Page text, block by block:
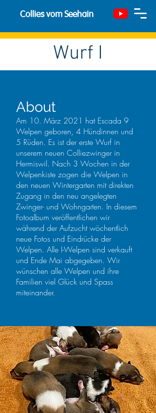
Collies vom Seehain
Wurf I
About
Am 10. März 2021 hat Escada 9
Welpen geboren, 4 Hündinnen und
5 Rüden. Es ist der erste Wurf in
unserem neuen Colliezwinger in
Hermiswil. Nach 3 Wochen in der
Welpenkiste zogen die Welpen in
den neuen Wintergarten mit direkten
Zugang in den neu angelegten
Zwinger- und Wohngarten. In diesem
Fotoalbum veröffentlichen wir
während der Aufzucht wöchentlich
neue Fotos und Eindrücke der
Welpen. Alle I-Welpen sind verkauft
und Ende Mai abgegeben. Wir
wünschen alle Welpen und ihre
Familien viel Glück und Spass
miteinander.